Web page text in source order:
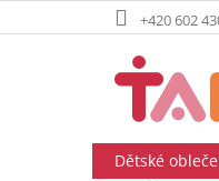
na
+420 602
Dětské